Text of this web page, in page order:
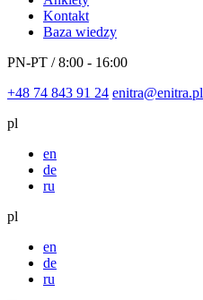
Kontakt
Baza wiedzy
PN-PT / 8:00 - 16:00
+48 74 843 91 24 enitra@enitra.pl
pl
en
de
ru
pl
en
de
ru